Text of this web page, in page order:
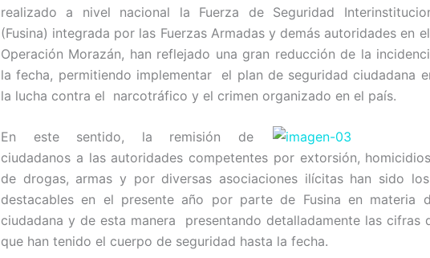
realizado a nivel nacional la Fuerza de Seguridad
(Fusina) integrada por las Fuerzas Armadas y demás autoridades en
Operación Morazán, han reflejado una gran reducción de la
la fecha, permitiendo implementar el plan de seguridad ciudadana
la lucha contra el narcotráfico y el crimen organizado en el país.
En este sentido, la remisión de
ciudadanos a las autoridades competentes por extorsión,
de drogas, armas y por diversas asociaciones ilícitas han sido
destacables en el presente año por parte de Fusina en materia
ciudadana y de esta manera presentando detalladamente las cifras
que han tenido el cuerpo de seguridad hasta la fecha.